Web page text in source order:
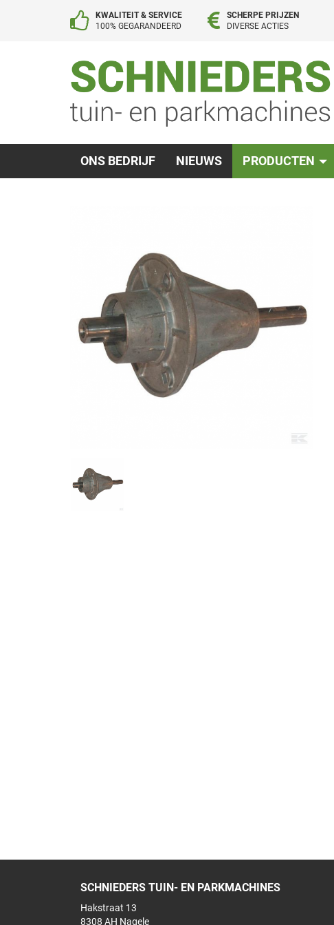
KWALITEIT & SERVICE
100% GEGARANDEERD
SCHERPE PRIJZEN
DIVERSE ACTIES
ONS BEDRIJF NIEUWS PRODUCTEN
SCHNIEDERS TUIN- EN PARKMACHINES
Hakstraat 13
8308 AH Nagele